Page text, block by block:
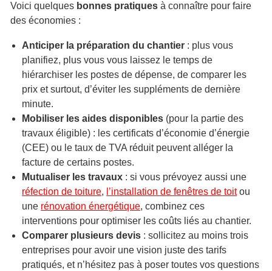
Voici quelques bonnes pratiques à connaître pour faire
des économies :
Anticiper la préparation du chantier : plus vous
planifiez, plus vous vous laissez le temps de
hiérarchiser les postes de dépense, de comparer les
prix et surtout, d’éviter les suppléments de dernière
minute.
Mobiliser les aides disponibles (pour la partie des
travaux éligible) : les certificats d’économie d’énergie
(CEE) ou le taux de TVA réduit peuvent alléger la
facture de certains postes.
Mutualiser les travaux : si vous prévoyez aussi une
réfection de toiture, l’installation de fenêtres de toitou
une rénovation énergétique, combinez ces
interventions pour optimiser les coûts liés au chantier.
Comparer plusieurs devis : sollicitez au moins trois
entreprises pour avoir une vision juste des tarifs
pratiqués, et n’hésitez pas à poser toutes vos questions